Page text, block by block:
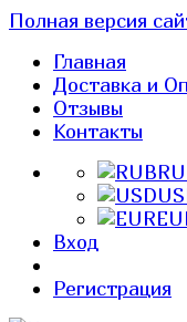
Полная версия
Главная
Доставка и
Отзывы
Контакты
Вход
Регистрация